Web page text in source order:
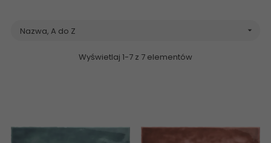
Nazwa, A do Z 
Wyświetlaj 1-7 z 7 elementów